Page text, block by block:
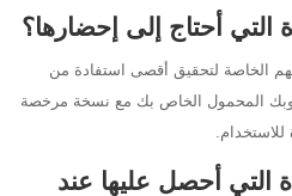
التي أحتاج إلى إحضارها؟
الخاصة لتحقيق أقصى استفادة من
المحمول الخاص بك مع نسخة مرخصة
التي أحصل عليها عند